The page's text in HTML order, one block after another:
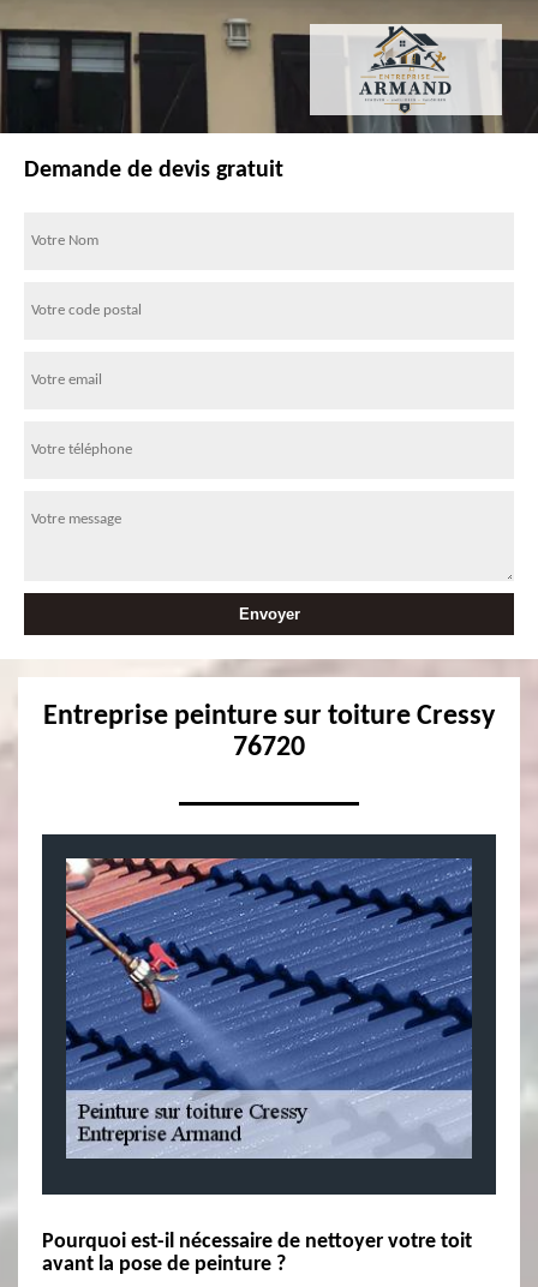
Demande de devis gratuit
Entreprise peinture sur toiture Cressy
76720
Pourquoi est-il nécessaire de nettoyer votre toit
avant la pose de peinture ?